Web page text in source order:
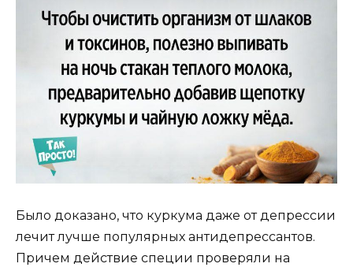
Было доказано, что куркума даже от депрессии
лечит лучше популярных антидепрессантов.
Причем действие специи проверяли на